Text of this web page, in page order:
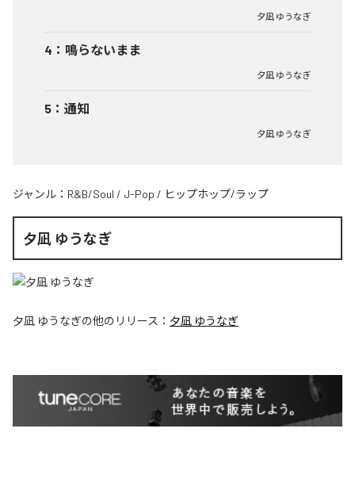
夕凪 ゆうなぎ
4 ： 鳴らないまま
夕凪 ゆうなぎ
5 ： 通知
夕凪 ゆうなぎ
ジャンル： R&B/Soul / J-Pop / ヒップホップ/ラップ
夕凪 ゆうなぎ
夕凪 ゆうなぎの他のリリース： 夕凪 ゆうなぎ